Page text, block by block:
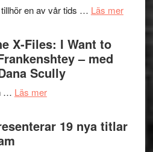
Folkets
–
en
en av vår tids … Läs merom
X-Files: I Want to
– med
Scully
… Läs merom
trailern
för
19 nya titlar